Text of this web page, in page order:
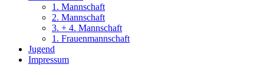
1. Mannschaft
2. Mannschaft
3. + 4. Mannschaft
1. Frauenmannschaft
Jugend
Impressum